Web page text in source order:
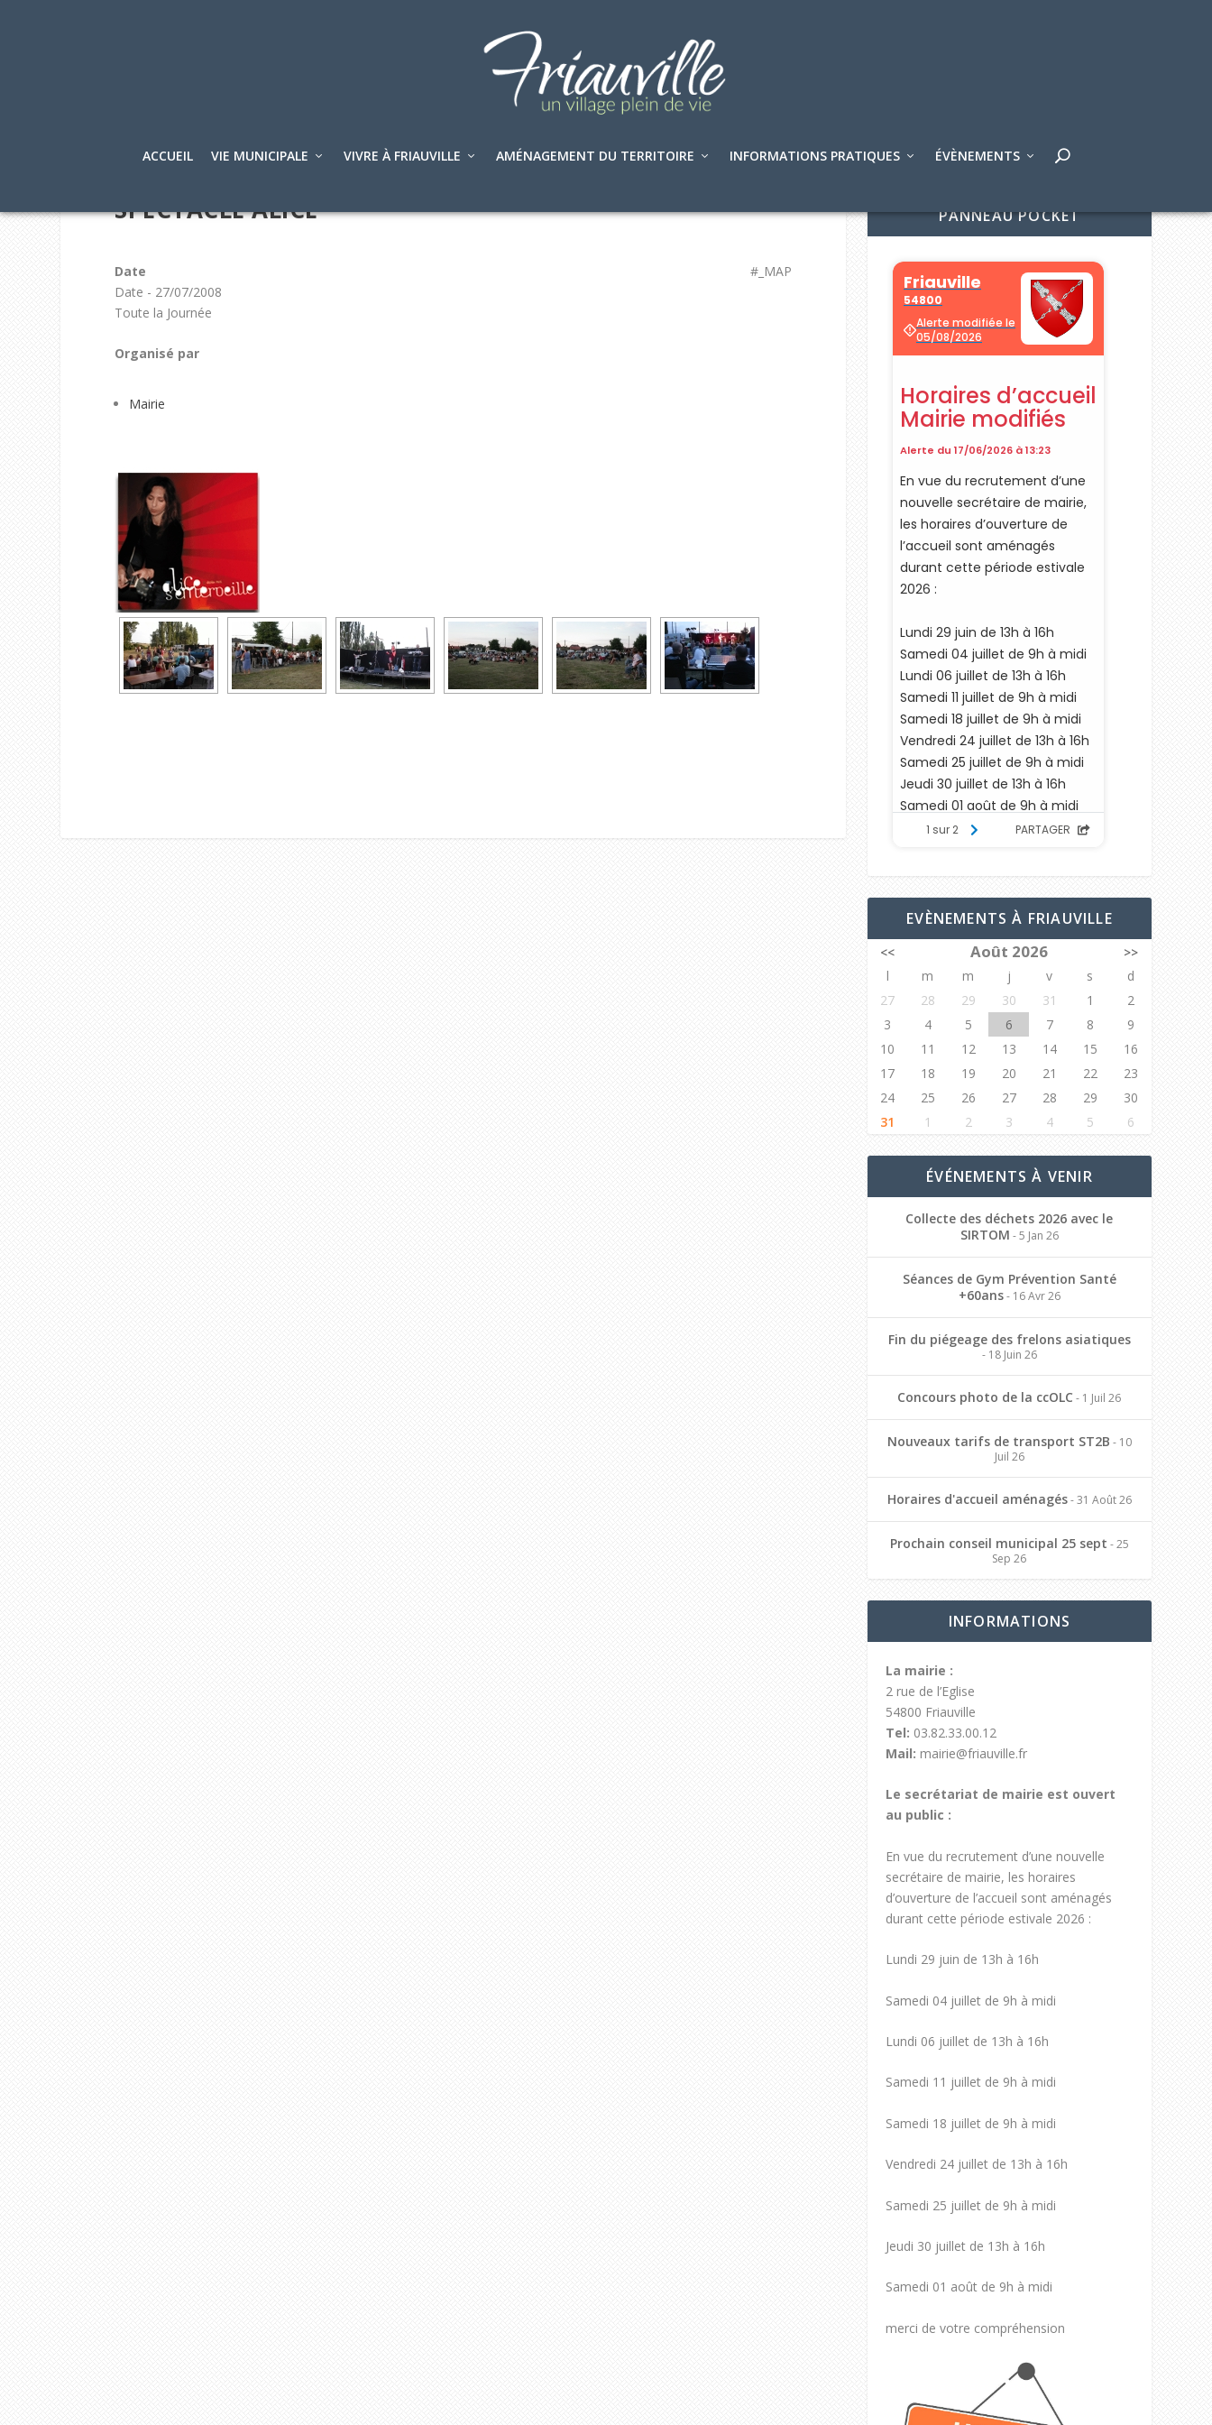
ACCUEIL VIE MUNICIPALE VIVRE À FRIAUVILLE AMÉNAGEMENT DU TERRITOIRE INFORMATIONS PRATIQUES ÉVÈNEMENTS
SPECTACLE ALICE
#_MAP
Date
Date - 27/07/2008
Toute la Journée
Organisé par
Mairie
PANNEAU POCKET
EVÈNEMENTS À FRIAUVILLE
<< Août 2026
>>
l
m m j v s
d
27
28 29 30 31 1
2
3
4 5 6 7 8
9
10
11 12 13 14 15
16
17
18 19 20 21 22
23
24
25 26 27 28 29
30
31
1 2 3 4 5 6
ÉVÉNEMENTS À VENIR
Collecte des déchets 2026 avec le
SIRTOM - 5 Jan 26
Séances de Gym Prévention Santé
+60ans- 16 Avr 26
Fin du piégeage des frelons asiatiques
- 18 Juin 26
Concours photo de la ccOLC - 1 Juil 26
Nouveaux tarifs de transport ST2B - 10
Juil 26
Horaires d'accueil aménagés- 31 Août 26
Prochain conseil municipal 25 sept - 25
Sep 26
INFORMATIONS
La mairie :
2 rue de l’Eglise
54800 Friauville
Tel: 03.82.33.00.12
Mail: mairie@friauville.fr
Le secrétariat de mairie est ouvert
au public :
En vue du recrutement d’une nouvelle
secrétaire de mairie, les horaires
d’ouverture de l’accueil sont aménagés
durant cette période estivale 2026 :
Lundi 29 juin de 13h à 16h
Samedi 04 juillet de 9h à midi
Lundi 06 juillet de 13h à 16h
Samedi 11 juillet de 9h à midi
Samedi 18 juillet de 9h à midi
Vendredi 24 juillet de 13h à 16h
Samedi 25 juillet de 9h à midi
Jeudi 30 juillet de 13h à 16h
Samedi 01 août de 9h à midi
merci de votre compréhension